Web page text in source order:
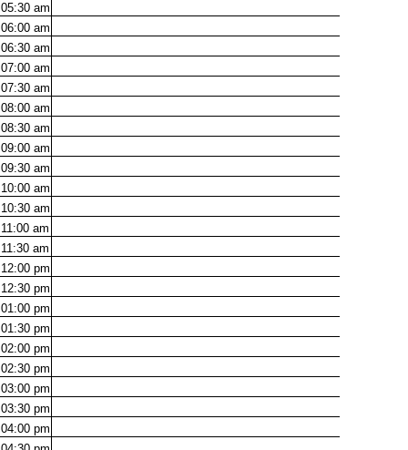
05:30 am
06:00 am
06:30 am
07:00 am
07:30 am
08:00 am
08:30 am
09:00 am
09:30 am
10:00 am
10:30 am
11:00 am
11:30 am
12:00 pm
12:30 pm
01:00 pm
01:30 pm
02:00 pm
02:30 pm
03:00 pm
03:30 pm
04:00 pm